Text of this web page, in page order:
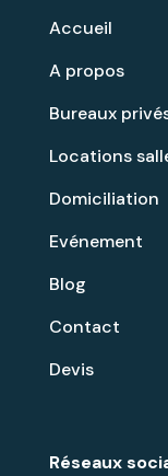
Réseaux
Accueil
A propos
Bureaux
Locations
Domiciliation
Evénement
Blog
Contact
Devis